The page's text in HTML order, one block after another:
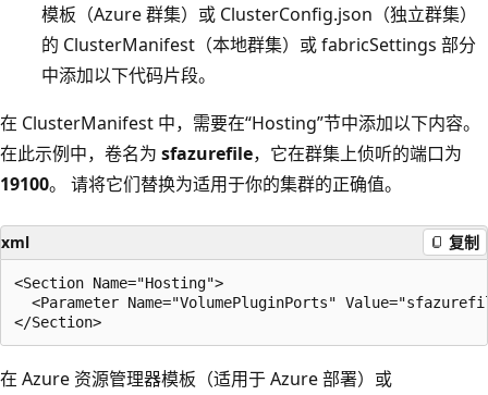
模板（Azure 群集）或 ClusterConfig.json（独立群集）
的 ClusterManifest（本地群集）或 fabricSettings 部分
中添加以下代码片段。
在 ClusterManifest 中，需要在“Hosting”节中添加以下内容。
在此示例中，卷名为 sfazurefile，它在群集上侦听的端口为
19100。 请将它们替换为适用于你的集群的正确值。
xml 复制
<Section Name="Hosting">
<Parameter Name="VolumePluginPorts"
在 Azure 资源管理器模板（适用于 Azure 部署）或